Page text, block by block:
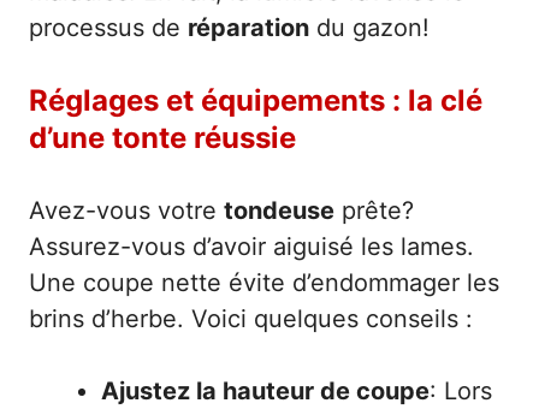
processus de réparation du gazon!
Réglages et équipements : la clé
d’une tonte réussie
Avez-vous votre tondeuse prête?
Assurez-vous d’avoir aiguisé les lames.
Une coupe nette évite d’endommager les
brins d’herbe. Voici quelques conseils :
Ajustez la hauteur de coupe: Lors